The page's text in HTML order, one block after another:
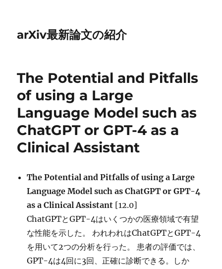
arXiv最新論文の紹介
The Potential and Pitfalls
of using a Large
Language Model such as
ChatGPT or GPT-4 as a
Clinical Assistant
The Potential and Pitfalls of using a Large
Language Model such as ChatGPT or GPT-4
as a Clinical Assistant [12.0]
ChatGPTとGPT-4はいくつかの医療領域で有望
な性能を示した。 われわれはChatGPTとGPT-4
を用いて2つの分析を行った。 患者の評価では、
GPT-4は4回に3回、正確に診断できる。しか